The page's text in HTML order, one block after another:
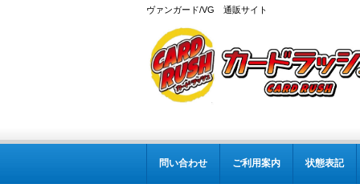
ヴァンガード/VG 通販サイト
問い合わせ ご利用案内 状態表記